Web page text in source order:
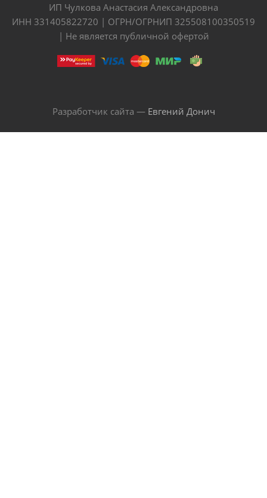
ИП Чулкова Анастасия Александровна
ИНН 331405822720 | ОГРН/ОГРНИП 325508100350519
| Не является публичной офертой
Разработчик сайта — Евгений Донич